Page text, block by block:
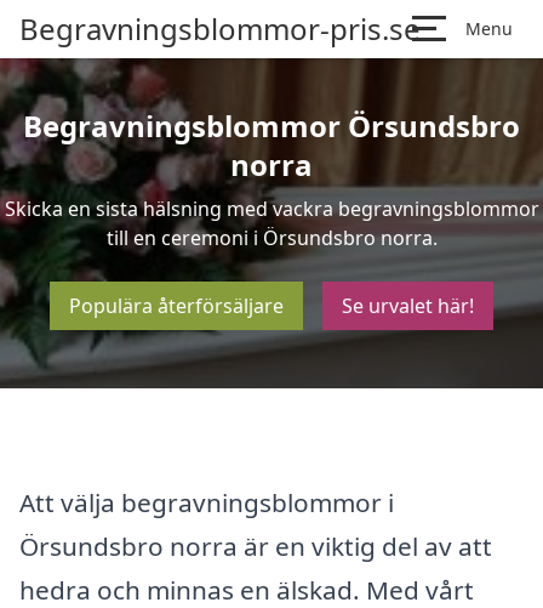
Begravningsblommor-pris.se Menu
Begravningsblommor Örsundsbro
norra
Skicka en sista hälsning med vackra begravningsblommor
till en ceremoni i Örsundsbro norra.
Populära återförsäljare Se urvalet här!
Att välja begravningsblommor i
Örsundsbro norra är en viktig del av att
hedra och minnas en älskad. Med vårt